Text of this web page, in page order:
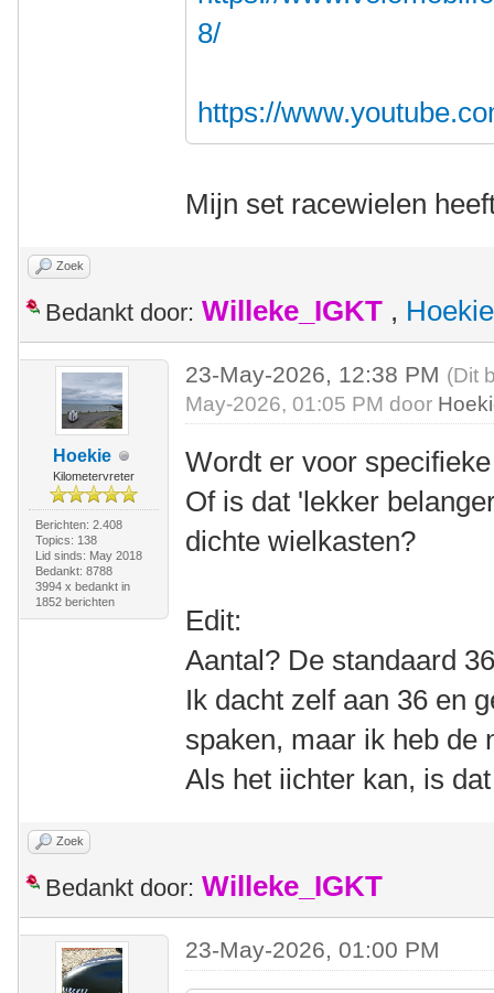
8/
https://
Mijn set racewielen
Zoek
Bedankt door: Willeke_IGKT , Hoekie
Hoekie
Kilometervreter
Berichten: 2.408
Topics: 138
Lid sinds: May 2018
Bedankt: 8788
3994 x bedankt in
1852 berichten
23-May-2026, 12:38 PM (Dit
May-2026, 01:05 PM door
Wordt er voor
Of is dat 'lekker
dichte wielkasten?
Edit:
Aantal? De standaard
Ik dacht zelf aan 36 en
spaken, maar ik heb de
Als het iichter kan, is
Zoek
Bedankt door: Willeke_IGKT
23-May-2026, 01:00 PM